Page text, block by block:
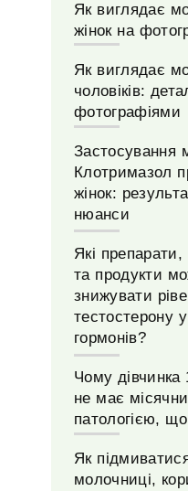
Як виглядає
жінок на
Як виглядає
чоловіків:
фотографіями
Застосування
Клотримазол
жінок:
нюанси
Які
та продукти
знижувати
тестостерону
гормонів?
Чому дівчинка
не має
патологією,
Як
молочниці,